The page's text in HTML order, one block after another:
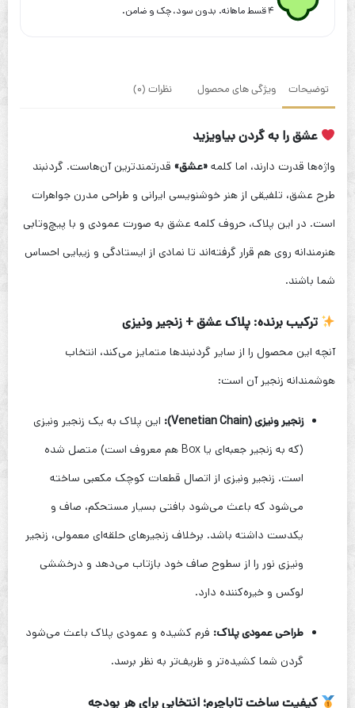
۴ قسط ماهانه. بدون سود، چک و ضامن.
توضیحات ویژگی های محصول نظرات (0)
عشق را به گردن بیاویزید
واژه‌ها قدرت دارند، اما کلمه «عشق» قدرتمندترین آن‌هاست. گردنبند
طرح عشق، تلفیقی از هنر خوشنویسی ایرانی و طراحی مدرن جواهرات
است. در این پلاک، حروف کلمه عشق به صورت عمودی و با پیچ‌وتابی
هنرمندانه روی هم قرار گرفته‌اند تا نمادی از ایستادگی و زیبایی احساس
شما باشند.
ترکیب برنده: پلاک عشق + زنجیر ونیزی
آنچه این محصول را از سایر گردنبندها متمایز می‌کند، انتخاب
هوشمندانه زنجیر آن است:
زنجیر ونیزی (Venetian Chain):
این پلاک به یک زنجیر ونیزی
(که به زنجیر جعبه‌ای یا Box هم معروف است) متصل شده
است. زنجیر ونیزی از اتصال قطعات کوچک مکعبی ساخته
می‌شود که باعث می‌شود بافتی بسیار مستحکم، صاف و
یکدست داشته باشد. برخلاف زنجیرهای حلقه‌ای معمولی، زنجیر
ونیزی نور را از سطوح صاف خود بازتاب می‌دهد و درخششی
لوکس و خیره‌کننده دارد.
طراحی عمودی پلاک: فرم کشیده و عمودی پلاک باعث می‌شود
گردن شما کشیده‌تر و ظریف‌تر به نظر برسد.
کیفیت ساخت تاباچرم؛ انتخابی برای هر بودجه